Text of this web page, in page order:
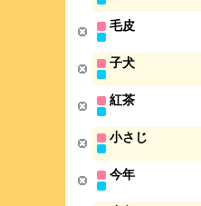
毛皮
子犬
紅茶
小さじ
今年